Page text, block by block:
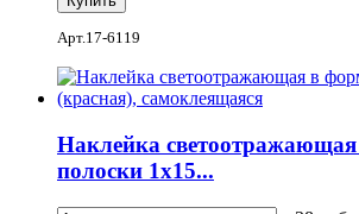
Арт.17-6119
Наклейка
полоски 1x15...